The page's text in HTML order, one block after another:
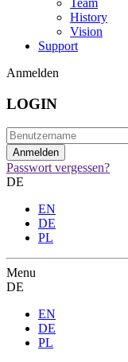
Team
History
Vision
Support
Anmelden
LOGIN
Passwort vergessen?
DE
EN
DE
PL
Menu
DE
EN
DE
PL